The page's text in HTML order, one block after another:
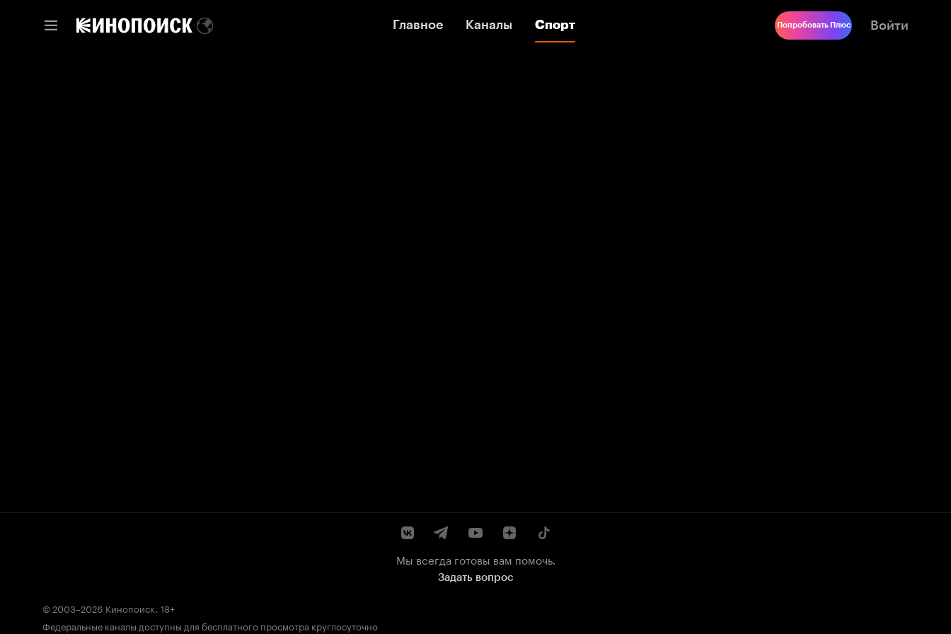
Главное Каналы Спорт
Главное Каналы Спорт Попробовать Плюс Войти
Мы всегда готовы вам помочь.
Задать вопрос
© 2003–2026 Кинопоиск. 18+
Федеральные каналы доступны для бесплатного просмотра круглосуточно